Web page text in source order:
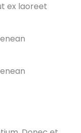
ex laoreet